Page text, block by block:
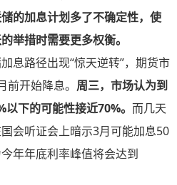
的加息计划多了不确定性，使
举措时需要更多权衡。
息路径出现“惊天逆转”，期货市
开始降息。 周三，市场认为到
下的可能性接近70%。 而几天
会听证会上暗示3月可能加息50
年年底利率峰值将会达到